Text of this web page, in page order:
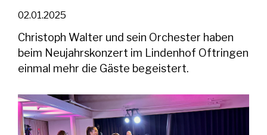
02.01.2025
Christoph Walter und sein Orchester haben
beim Neujahrskonzert im Lindenhof Oftringen
einmal mehr die Gäste begeistert.